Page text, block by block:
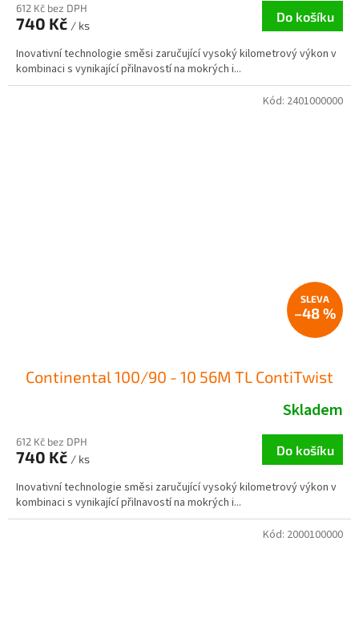
612 Kč bez DPH
740 Kč / ks
Do košíku
Inovativní technologie směsi zaručující vysoký kilometrový výkon v
kombinaci s vynikající přilnavostí na mokrých i...
–48 %
Continental 100/90 - 10 56M TL ContiTwist
Skladem
612 Kč bez DPH
740 Kč / ks
Do košíku
Inovativní technologie směsi zaručující vysoký kilometrový výkon v
kombinaci s vynikající přilnavostí na mokrých i...
Kód: 2401000000
Kód: 2000100000